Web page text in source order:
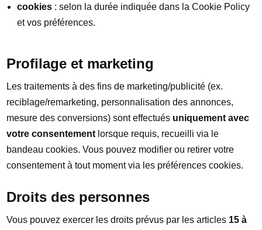
cookies: selon la durée indiquée dans la Cookie Policy
et vos préférences.
Profilage et marketing
Les traitements à des fins de marketing/publicité (ex.
reciblage/remarketing, personnalisation des annonces,
mesure des conversions) sont effectués uniquement avec
votre consentementlorsque requis, recueilli via le
bandeau cookies. Vous pouvez modifier ou retirer votre
consentement à tout moment via les préférences cookies.
Droits des personnes
Vous pouvez exercer les droits prévus par les articles 15 à